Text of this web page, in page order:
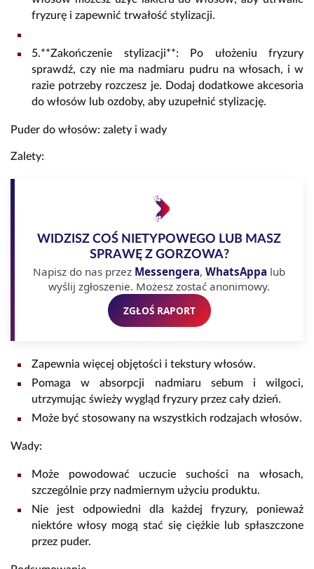
fryzurę i zapewnić trwałość stylizacji.
5.**Zakończenie stylizacji**: Po ułożeniu fryzury
sprawdź, czy nie ma nadmiaru pudru na włosach, i w
razie potrzeby rozczesz je. Dodaj dodatkowe akcesoria
do włosów lub ozdoby, aby uzupełnić stylizację.
Puder do włosów: zalety i wady
Zalety:
WIDZISZ COŚ NIETYPOWEGO LUB MASZ
SPRAWĘ Z GORZOWA?
Napisz do nas przez Messengera, WhatsAppa lub
wyślij zgłoszenie. Możesz zostać anonimowy.
ZGŁOŚ RAPORT
Zapewnia więcej objętości i tekstury włosów.
Pomaga w absorpcji nadmiaru sebum i wilgoci,
utrzymując świeży wygląd fryzury przez cały dzień.
Może być stosowany na wszystkich rodzajach włosów.
Wady:
Może powodować uczucie suchości na włosach,
szczególnie przy nadmiernym użyciu produktu.
Nie jest odpowiedni dla każdej fryzury, ponieważ
niektóre włosy mogą stać się ciężkie lub spłaszczone
przez puder.